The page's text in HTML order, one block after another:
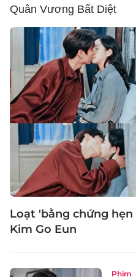
Quân Vương Bất Diệt
Loạt 'bằng chứng hẹn
Kim Go Eun
Phim